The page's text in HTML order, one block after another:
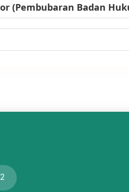
(Pembubaran Badan